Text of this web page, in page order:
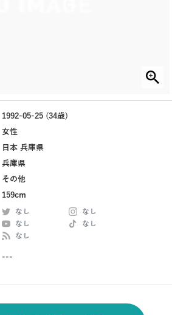
1992-05-25 (34歳)
女性
日本 兵庫県
兵庫県
その他
159cm
なし
なし
なし
なし
なし
---